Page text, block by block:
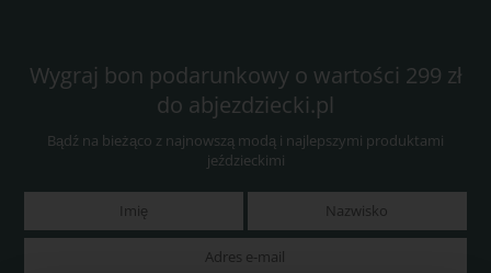
Wygraj bon podarunkowy o wartości 299 zł
do abjezdziecki.pl
Bądź na bieżąco z najnowszą modą i najlepszymi produktami
jeździeckimi